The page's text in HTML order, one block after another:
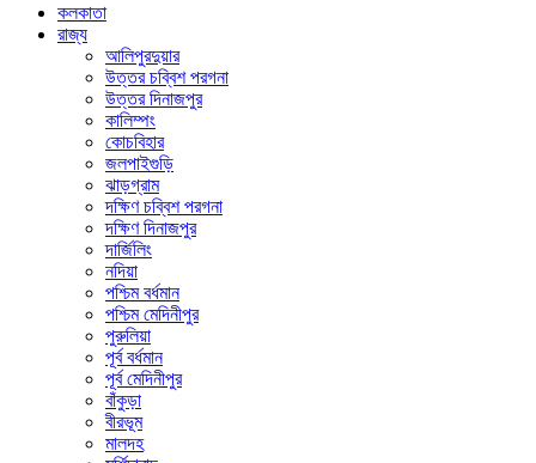
কলকাতা
রাজ্য
আলিপুরদুয়ার
উত্তর চব্বিশ পরগনা
উত্তর দিনাজপুর
কালিম্পং
কোচবিহার
জলপাইগুড়ি
ঝাড়গ্রাম
দক্ষিণ চব্বিশ পরগনা
দক্ষিণ দিনাজপুর
দার্জিলিং
নদিয়া
পশ্চিম বর্ধমান
পশ্চিম মেদিনীপুর
পুরুলিয়া
পূর্ব বর্ধমান
পূর্ব মেদিনীপুর
বাঁকুড়া
বীরভূম
মালদহ